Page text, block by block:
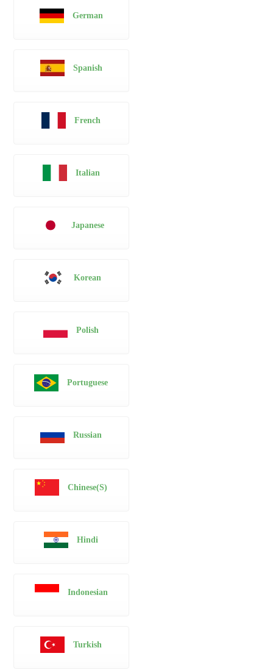
German
Spanish
French
Italian
Japanese
Korean
Polish
Portuguese
Russian
Chinese(S)
Hindi
Indonesian
Turkish